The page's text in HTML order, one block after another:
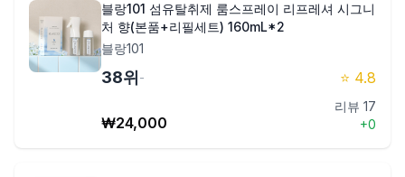
블랑101 섬유탈취제 룸스프레이 리프레셔 시그니
처 향(본품+리필세트) 160mL*2
블랑101
38위 - ⭐ 4.8
₩24,000
리뷰 17
+0